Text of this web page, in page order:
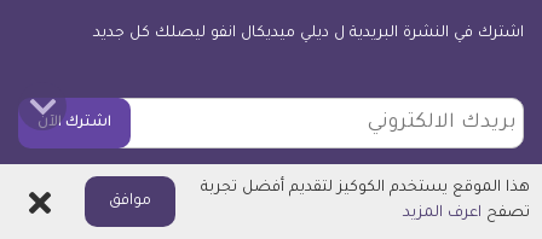
اشترك في النشرة البريدية ل ديلي ميديكال انفو ليصلك كل جديد
بريدك
الالكتروني
اشترك الآن
جميع الحقوق محفوظة © ديلي ميديكال انفو 2010 - 2026
هذا الموقع يستخدم الكوكيز لتقديم أفضل تجربة
تصفح اعرف المزيد
موافق اغلاق